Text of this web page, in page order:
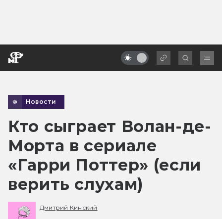
Новости
Кто сыграет Волан-де-
Морта в сериале
«Гарри Поттер» (если
верить слухам)
Дмитрий Кинский